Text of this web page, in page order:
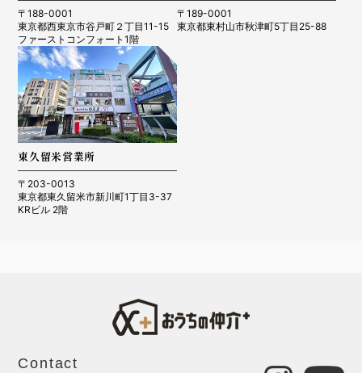
〒188-0001
東京都西東京市谷戸町２丁目11-15
ファーストコンフォート1階
〒189-0001
東京都東村山市秋津町5丁目25-88
東久留米営業所
〒203-0013
東京都東久留米市新川町1丁目3-37
KRビル 2階
Contact